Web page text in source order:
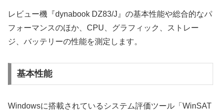
レビュー機『dynabook DZ83/J』の基本性能や総合的なパ
フォーマンスのほか、CPU、グラフィック、ストレー
ジ、バッテリーの性能を測定します。
基本性能
Windowsに搭載されているシステム評価ツール「WinSAT